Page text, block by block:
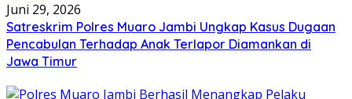
Juni 29, 2026
Satreskrim Polres Muaro Jambi Ungkap Kasus Dugaan
Pencabulan Terhadap Anak Terlapor Diamankan di
Jawa Timur